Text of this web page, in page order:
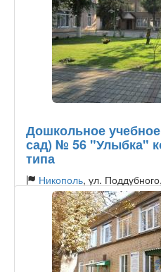
Дошкольное
сад) № 56 "Улыбка"
типа
Никополь, ул.
Тип садика: